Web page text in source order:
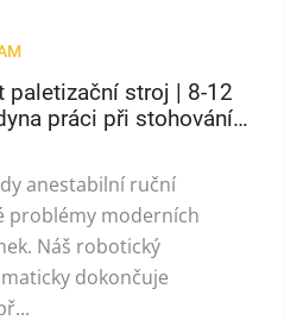
paletizační stroj | 8-12
práci při stohování
anestabilní ruční
problémy moderních
Náš robotický
dokončuje